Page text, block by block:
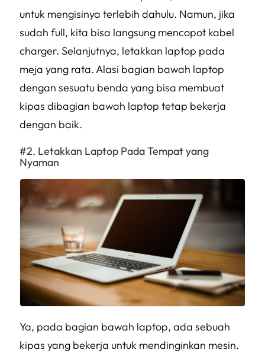
untuk mengisinya terlebih dahulu. Namun, jika
sudah full, kita bisa langsung mencopot kabel
charger. Selanjutnya, letakkan laptop pada
meja yang rata. Alasi bagian bawah laptop
dengan sesuatu benda yang bisa membuat
kipas dibagian bawah laptop tetap bekerja
dengan baik.
Letakkan Laptop Pada Tempat yang
Nyaman
Ya, pada bagian bawah laptop, ada sebuah
kipas yang bekerja untuk mendinginkan mesin.